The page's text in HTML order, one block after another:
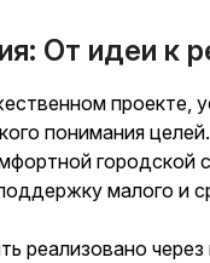
От идеи к
проекте,
понимания
городской
малого и
реализовано